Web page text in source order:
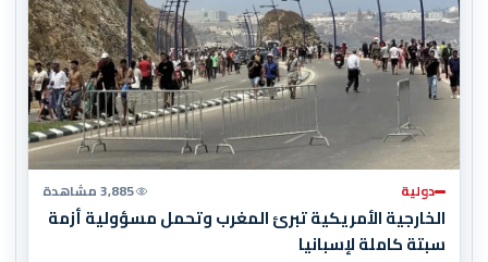
دولية 3,885 مشاهدة
الخارجية الأمريكية تبرئ المغرب وتحمل مسؤولية أزمة
سبتة كاملة لإسبانيا